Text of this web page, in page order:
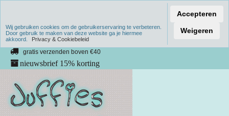
Verzenden binnen 1 werkdag
unieke producten
gratis verzenden boven €40
nieuwsbrief 15% korting
Wij gebruiken cookies om de gebruikerservaring te verbeteren.
Door gebruik te maken van deze website ga je hiermee
akkoord.
Privacy & Cookiebeleid
Accepteren
Weigeren